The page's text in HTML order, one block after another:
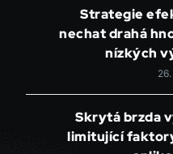
Strategie
nechat drahá
nízkých
Skrytá brzda
limitující